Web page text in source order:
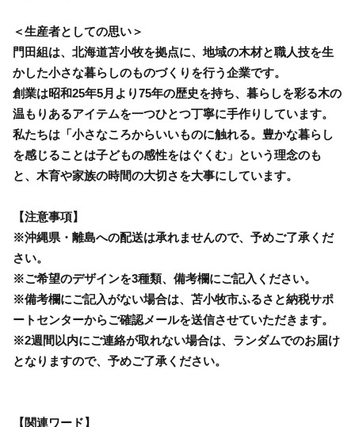
＜生産者としての思い＞
門田組は、北海道苫小牧を拠点に、地域の木材と職人技を生
かした小さな暮らしのものづくりを行う企業です。
創業は昭和25年5月より75年の歴史を持ち、暮らしを彩る木の
温もりあるアイテムを一つひとつ丁寧に手作りしています。
私たちは「小さなころからいいものに触れる。豊かな暮らし
を感じることは子どもの感性をはぐくむ」という理念のも
と、木育や家族の時間の大切さを大事にしています。
【注意事項】
※沖縄県・離島への配送は承れませんので、予めご了承くだ
さい。
※ご希望のデザインを3種類、備考欄にご記入ください。
※備考欄にご記入がない場合は、苫小牧市ふるさと納税サポ
ートセンターからご確認メールを送信させていただきます。
※2週間以内にご連絡が取れない場合は、ランダムでのお届け
となりますので、予めご了承ください。
【関連ワード】